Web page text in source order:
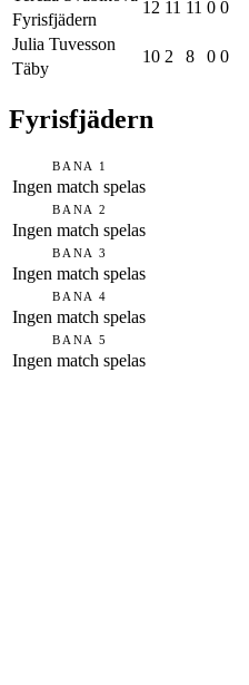
12 11 11 0 0
Fyrisfjädern
Julia Tuvesson
10 2 8 0 0
Täby
Fyrisfjädern
BANA 1
Ingen match spelas
BANA 2
Ingen match spelas
BANA 3
Ingen match spelas
BANA 4
Ingen match spelas
BANA 5
Ingen match spelas